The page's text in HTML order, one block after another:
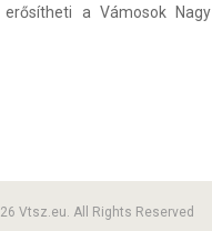
a Vámosok Nagy
Vtsz.eu. All Rights Reserved